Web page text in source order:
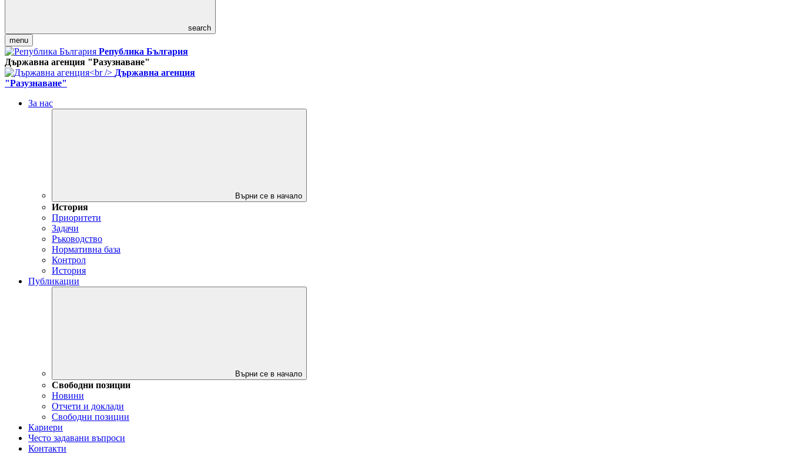
search
menu
Република България
Държавна агенция "Разузнаване"
Държавна агенция
"Разузнаване"
За нас
Върни се в начало
История
Приоритети
Задачи
Ръководство
Нормативна база
Контрол
История
Публикации
Върни се в начало
Свободни позиции
Новини
Отчети и доклади
Свободни позиции
Кариери
Често задавани въпроси
Контакти